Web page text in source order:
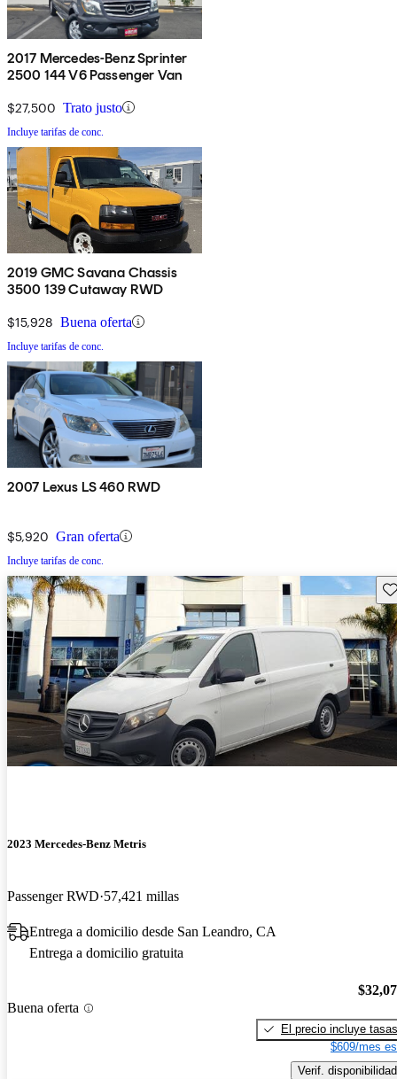
2017 Mercedes-Benz Sprinter
2500 144 V6 Passenger Van
$27,500 Trato justo
Incluye tarifas de conc.
2019 GMC Savana Chassis
3500 139 Cutaway RWD
$15,928 Buena oferta
Incluye tarifas de conc.
2007 Lexus LS 460 RWD
$5,920 Gran oferta
Incluye tarifas de conc.
2023 Mercedes-Benz Metris
Passenger RWD 57,421 millas
Entrega a domicilio desde San Leandro, CA
Entrega a domicilio gratuita
Buena oferta
El precio incluye tasas
$609/mes
Verif. disponibilidad